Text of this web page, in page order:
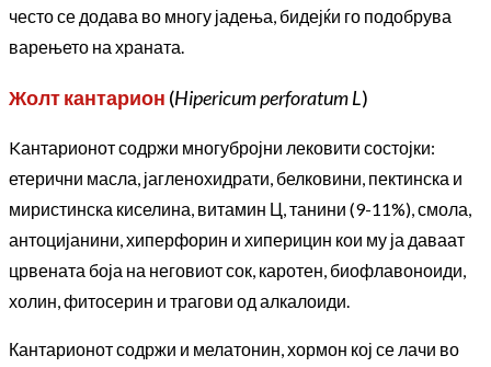
често се додава во многу јадења, бидејќи го подобрува
варењето на храната.
Жолт кантарион (Hipericum perforatum L)
Kантарионот содржи многубројни лековити состојки:
етерични масла, јагленохидрати, белковини, пектинска и
миристинска киселина, витамин Ц, танини (9-11%), смола,
антоцијанини, хиперфорин и хиперицин кои му ја даваат
црвената боја на неговиот сок, каротен, биофлавоноиди,
холин, фитосерин и трагови од алкалоиди.
Кантарионот содржи и мелатонин, хормон кој се лачи во